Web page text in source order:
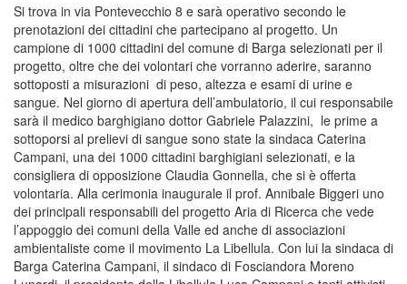
Si trova in via Pontevecchio 8 e sarà operativo secondo le
prenotazioni dei cittadini che partecipano al progetto. Un
campione di 1000 cittadini del comune di Barga selezionati per il
progetto, oltre che dei volontari che vorranno aderire, saranno
sottoposti a misurazioni di peso, altezza e esami di urine e
sangue. Nel giorno di apertura dell’ambulatorio, il cui responsabile
sarà il medico barghigiano dottor Gabriele Palazzini, le prime a
sottoporsi al prelievi di sangue sono state la sindaca Caterina
Campani, una dei 1000 cittadini barghigiani selezionati, e la
consigliera di opposizione Claudia Gonnella, che si è offerta
volontaria. Alla cerimonia inaugurale il prof. Annibale Biggeri uno
dei principali responsabili del progetto Aria di Ricerca che vede
l’appoggio dei comuni della Valle ed anche di associazioni
ambientaliste come il movimento La Libellula. Con lui la sindaca di
Barga Caterina Campani, il sindaco di Fosciandora Moreno